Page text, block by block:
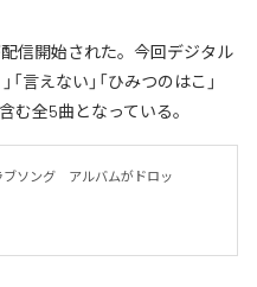
配信開始された。今回デジタル
言えない」「ひみつのはこ」
む全5曲となっている。
ソング　アルバムがドロッ